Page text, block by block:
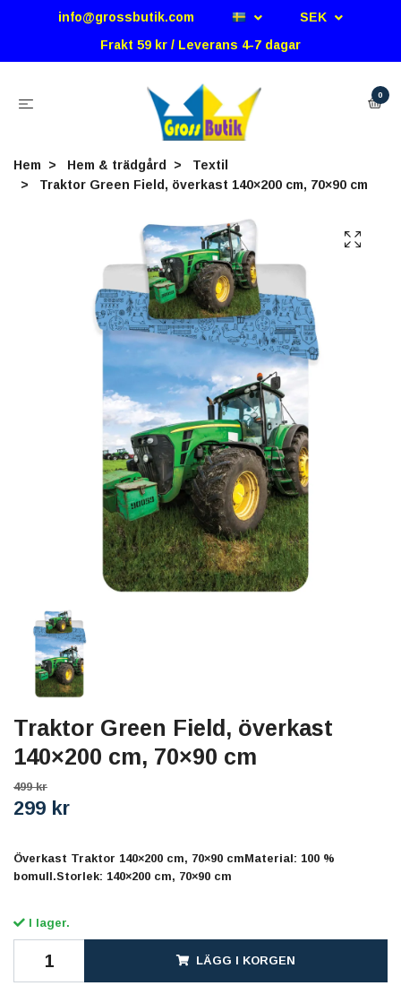
info@grossbutik.com
SEK
Frakt 59 kr / Leverans 4-7 dagar
0
Hem Hem & trädgård
Textil
Traktor Green Field, överkast 140×200 cm, 70×90 cm
Traktor Green Field, överkast
140×200 cm, 70×90 cm
499 kr
299 kr
Överkast Traktor 140×200 cm, 70×90 cmMaterial: 100 %
bomull.Storlek: 140×200 cm, 70×90 cm
I lager.
LÄGG I KORGEN